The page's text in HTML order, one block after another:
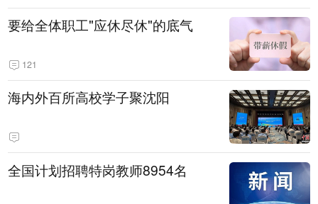
要给全体职工"应休尽休"的底气
121
海内外百所高校学子聚沈阳
全国计划招聘特岗教师8954名